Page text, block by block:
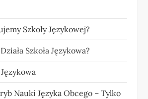
Szkoły Językowej?
Szkoła Językowa?
Językowa
Nauki Języka Obcego – Tylko